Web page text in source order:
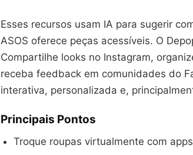
Esses recursos usam IA para sugerir
ASOS oferece peças acessíveis. O
Compartilhe looks no Instagram,
receba feedback em comunidades do
interativa, personalizada e,
Principais Pontos
Troque roupas virtualmente com